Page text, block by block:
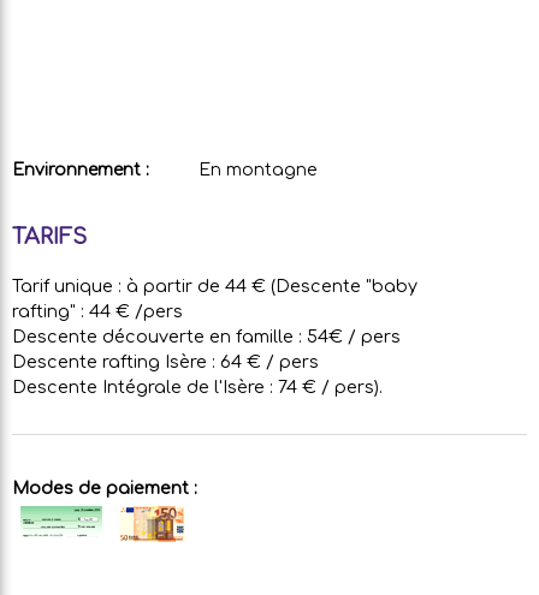
Environnement : En montagne
TARIFS
Tarif unique : à partir de 44 € (Descente "baby
rafting" : 44 € /pers
Descente découverte en famille : 54€ / pers
Descente rafting Isère : 64 € / pers
Descente Intégrale de l'Isère : 74 € / pers).
Modes de paiement :